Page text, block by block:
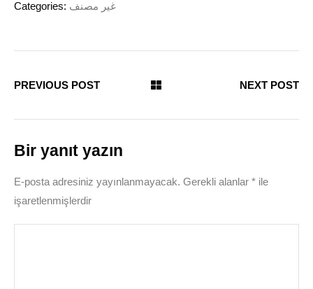
Categories: غير مصنف
PREVIOUS POST NEXT POST
Bir yanıt yazın
E-posta adresiniz yayınlanmayacak. Gerekli alanlar * ile
işaretlenmişlerdir